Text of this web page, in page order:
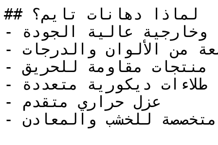
## لماذا دهانات تايم؟
- دهانات داخلية وخارجية عالية الجودة
- تشكيلة واسعة من الألوان والدرجات
- منتجات مقاومة للحريق
- طلاءات ديكورية متعددة
- عزل حراري متقدم
- منتجات متخصصة للخشب والمعادن